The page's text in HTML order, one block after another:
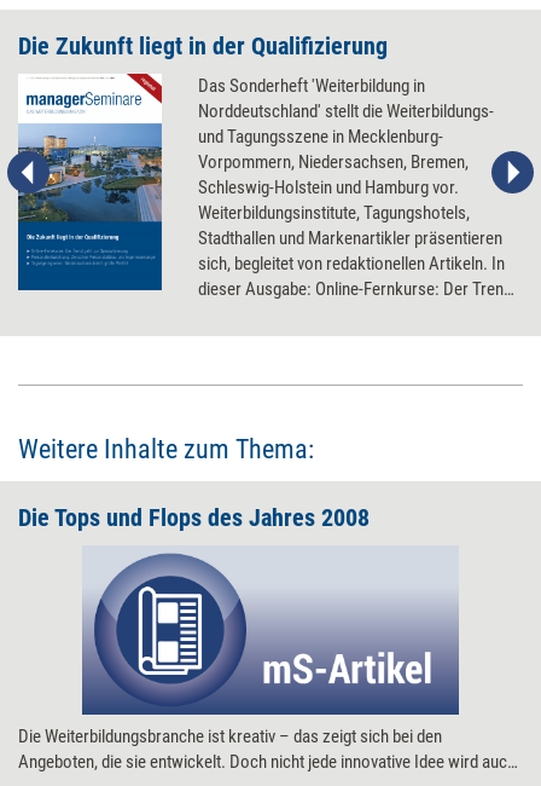
Die Zukunft liegt in der Qualifizierung
Das Sonderheft 'Weiterbildung in
Norddeutschland' stellt die Weiterbildungs-
und Tagungsszene in Mecklenburg-
Vorpommern, Niedersachsen, Bremen,
Schleswig-Holstein und Hamburg vor.
Weiterbildungsinstitute, Tagungshotels,
Stadthallen und Markenartikler präsentieren
sich, begleitet von redaktionellen Artikeln. In
dieser Ausgabe: Online-Fernkurse: Der Trend
Zwischen Personalabbau und
Niedersachsen bietet große Vielfalt
Weitere Inhalte zum Thema:
Die Tops und Flops des Jahres 2008
Die Weiterbildungsbranche ist kreativ – das zeigt sich bei den
Angeboten, die sie entwickelt. Doch nicht jede innovative Idee wird auch